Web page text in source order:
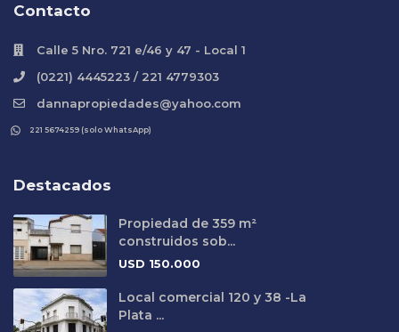
Contacto
Calle 5 Nro. 721 e/46 y 47 - Local 1
(0221) 4445223 / 221 4779303
dannapropiedades@yahoo.com
221 5674259 (solo WhatsApp)
Destacados
Propiedad de 359 m²
construidos sob...
USD 150.000
Local comercial 120 y 38 -La
Plata ...